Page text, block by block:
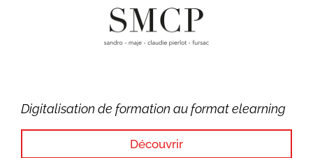
Digitalisation de formation au format elearning
Découvrir